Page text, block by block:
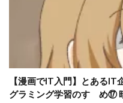
【漫画でIT入門】とあるIT
グラミング学習のすゝめ⑰